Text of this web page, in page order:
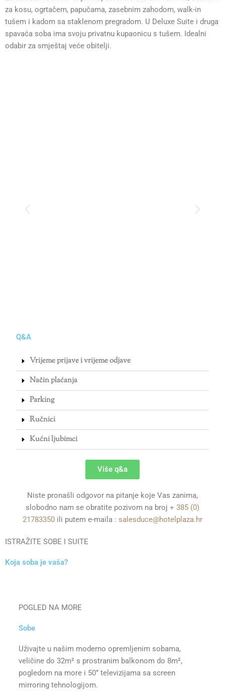
za kosu, ogrtačem, papučama, zasebnim zahodom, walk-in
tušem i kadom sa staklenom pregradom. U Deluxe Suite i druga
spavaća soba ima svoju privatnu kupaonicu s tušem. Idealni
odabir za smještaj veće obitelji.
Q&A
Vrijeme prijave i vrijeme odjave
Način plaćanja
Parking
Ručnici
Kućni ljubimci
Više q&a
Niste pronašli odgovor na pitanje koje Vas zanima,
slobodno nam se obratite pozivom na broj + 385 (0)
21783350 ili putem e-maila : salesduce@hotelplaza.hr
ISTRAŽITE SOBE I SUITE
Koja soba je vaša?
POGLED NA MORE
Sobe
Uživajte u našim moderno opremljenim sobama,
veličine do 32m² s prostranim balkonom do 8m²,
pogledom na more i 50” televizijama sa screen
mirroring tehnologijom.